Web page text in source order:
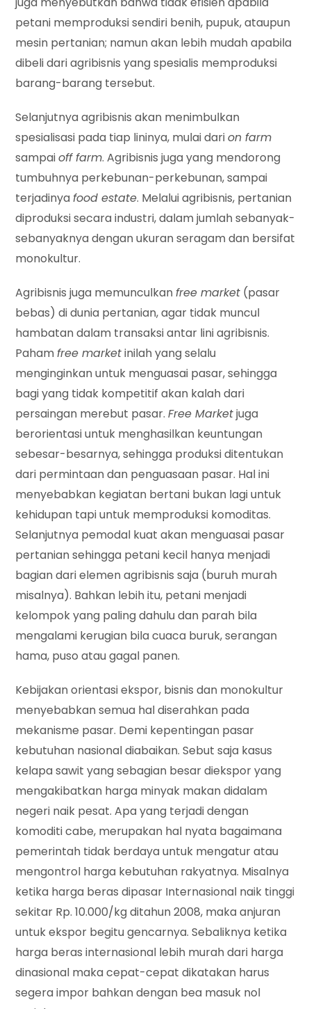
petani memproduksi sendiri benih, pupuk, ataupun
mesin pertanian; namun akan lebih mudah apabila
dibeli dari agribisnis yang spesialis memproduksi
barang-barang tersebut.
Selanjutnya agribisnis akan menimbulkan
spesialisasi pada tiap lininya, mulai darion farm
sampaioff farm. Agribisnis juga yang mendorong
tumbuhnya perkebunan-perkebunan, sampai
terjadinyafood estate. Melalui agribisnis, pertanian
diproduksi secara industri, dalam jumlah sebanyak-
sebanyaknya dengan ukuran seragam dan bersifat
monokultur.
Agribisnis juga memunculkanfree market (pasar
bebas) di dunia pertanian, agar tidak muncul
hambatan dalam transaksi antar lini agribisnis.
Pahamfree marketinilah yang selalu
menginginkan untuk menguasai pasar, sehingga
bagi yang tidak kompetitif akan kalah dari
persaingan merebut pasar.Free Marketjuga
berorientasi untuk menghasilkan keuntungan
sebesar-besarnya, sehingga produksi ditentukan
dari permintaan dan penguasaan pasar. Hal ini
menyebabkan kegiatan bertani bukan lagi untuk
kehidupan tapi untuk memproduksi komoditas.
Selanjutnya pemodal kuat akan menguasai pasar
pertanian sehingga petani kecil hanya menjadi
bagian dari elemen agribisnis saja (buruh murah
misalnya). Bahkan lebih itu, petani menjadi
kelompok yang paling dahulu dan parah bila
mengalami kerugian bila cuaca buruk, serangan
hama, puso atau gagal panen.
Kebijakan orientasi ekspor, bisnis dan monokultur
menyebabkan semua hal diserahkan pada
mekanisme pasar. Demi kepentingan pasar
kebutuhan nasional diabaikan. Sebut saja kasus
kelapa sawit yang sebagian besar diekspor yang
mengakibatkan harga minyak makan didalam
negeri naik pesat. Apa yang terjadi dengan
komoditi cabe, merupakan hal nyata bagaimana
pemerintah tidak berdaya untuk mengatur atau
mengontrol harga kebutuhan rakyatnya. Misalnya
ketika harga beras dipasar Internasional naik tinggi
sekitar Rp. 10.000/kg ditahun 2008, maka anjuran
untuk ekspor begitu gencarnya. Sebaliknya ketika
harga beras internasional lebih murah dari harga
dinasional maka cepat-cepat dikatakan harus
segera impor bahkan dengan bea masuk nol